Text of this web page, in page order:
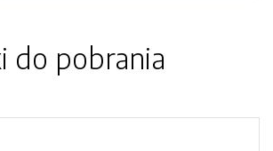
do pobrania